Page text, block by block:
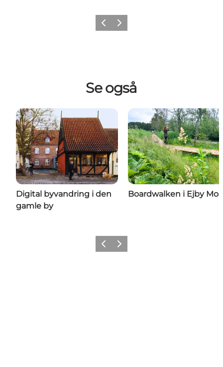
Forrige billede
Næste billede
Se også
Digital byvandring i den
gamle by
Boardwalken i Ejby
Forrige billede
Næste billede